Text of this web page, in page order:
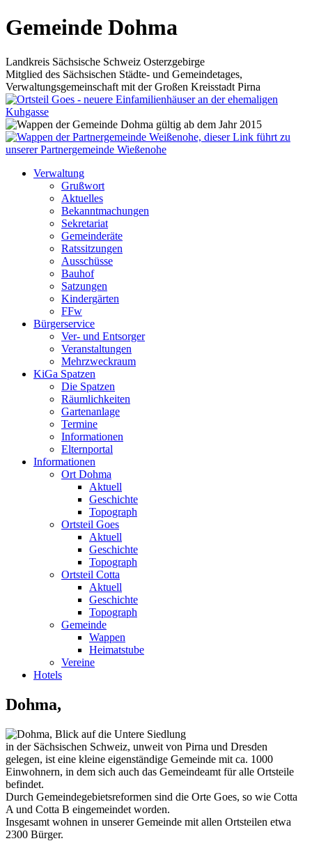
Gemeinde Dohma
Landkreis Sächsische Schweiz Osterzgebirge
Mitglied des Sächsischen Städte- und Gemeindetages,
Verwaltungsgemeinschaft mit der Großen Kreisstadt Pirna
Verwaltung
Grußwort
Aktuelles
Bekanntmachungen
Sekretariat
Gemeinderäte
Ratssitzungen
Ausschüsse
Bauhof
Satzungen
Kindergärten
FFw
Bürgerservice
Ver- und Entsorger
Veranstaltungen
Mehrzweckraum
KiGa Spatzen
Die Spatzen
Räumlichkeiten
Gartenanlage
Termine
Informationen
Elternportal
Informationen
Ort Dohma
Aktuell
Geschichte
Topograph
Ortsteil Goes
Aktuell
Geschichte
Topograph
Ortsteil Cotta
Aktuell
Geschichte
Topograph
Gemeinde
Wappen
Heimatstube
Vereine
Hotels
Dohma,
in der Sächsischen Schweiz, unweit von Pirna und Dresden
gelegen, ist eine kleine eigenständige Gemeinde mit ca. 1000
Einwohnern, in dem sich auch das Gemeindeamt für alle Ortsteile
befindet.
Durch Gemeindegebietsreformen sind die Orte Goes, so wie Cotta
A und Cotta B eingemeindet worden.
Insgesamt wohnen in unserer Gemeinde mit allen Ortsteilen etwa
2300 Bürger.